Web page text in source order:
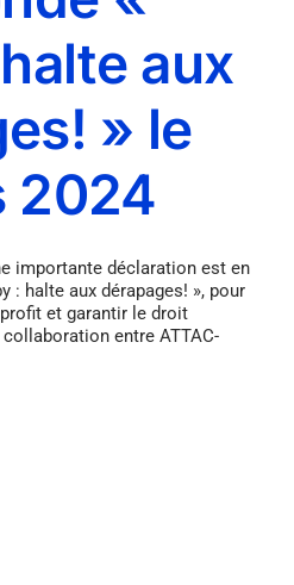
aux
» le
2024
importante déclaration est en
: halte aux dérapages! », pour
et garantir le droit
entre ATTAC-